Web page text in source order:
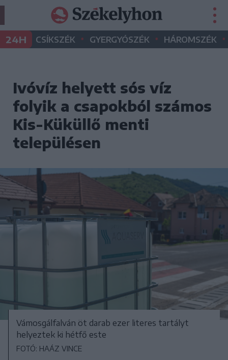
24H CSÍKSZÉK • GYERGYÓSZÉK • HÁROMSZÉK •
Ivóvíz helyett sós víz
folyik a csapokból számos
Kis-Küküllő menti
településen
Vámosgálfalván öt darab ezer literes tartályt
helyeztek ki hétfő este
FOTÓ: HAÁZ VINCE